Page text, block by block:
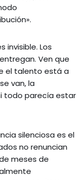
invisible. Los
Ven que
el talento está a
van, la
todo parecía estar
silenciosa es el
no renuncian
meses de